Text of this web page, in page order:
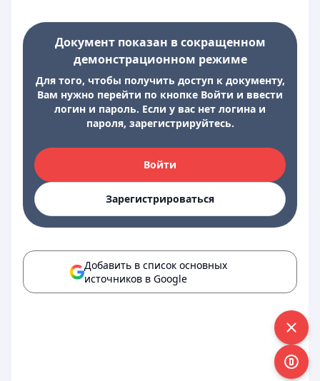
Документ показан в сокращенном
демонстрационном режиме
Для того, чтобы получить доступ к документу,
Вам нужно перейти по кнопке Войти и ввести
логин и пароль. Если у вас нет логина и
пароля, зарегистрируйтесь.
Войти
Зарегистрироваться
Добавить в список основных
источников в Google